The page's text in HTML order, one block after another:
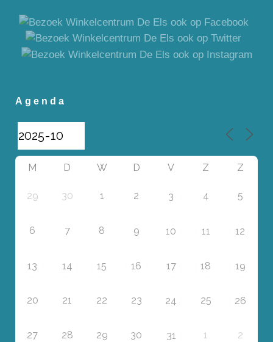
Agenda
M D W D V Z Z
29 30 1 2 3 4 5
6 7 8 9 10 11 12
13 14 15 16 17 18 19
20 21 22 23 24 25 26
27 28 29 30 31 1 2